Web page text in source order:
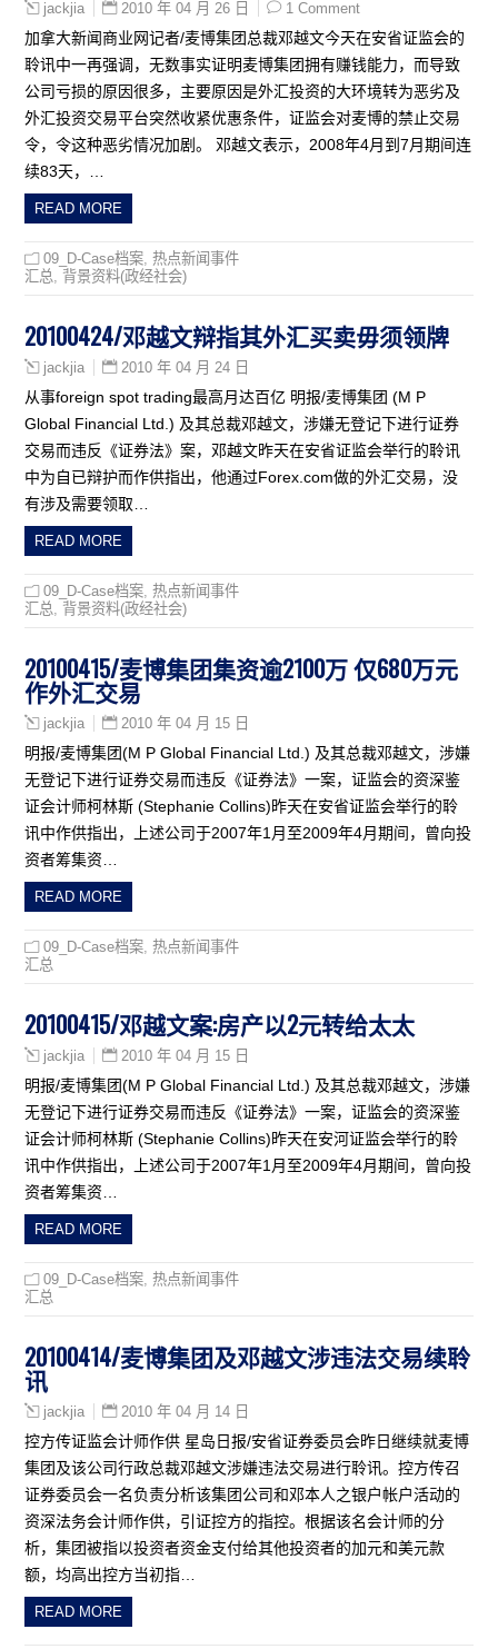
jackjia 2010 年 04 月 26 日 1 Comment
加拿大新闻商业网记者/麦博集团总裁邓越文今天在安省证监会的
聆讯中一再强调，无数事实证明麦博集团拥有赚钱能力，而导致
公司亏损的原因很多，主要原因是外汇投资的大环境转为恶劣及
外汇投资交易平台突然收紧优惠条件，证监会对麦博的禁止交易
令，令这种恶劣情况加剧。 邓越文表示，2008年4月到7月期间连
续83天，…
READ MORE
09_D-Case档案 ,热点新闻事件
汇总
背景资料(政经社会)
20100424/邓越文辩指其外汇买卖毋须领牌
jackjia 2010 年 04 月 24 日
从事foreign spot trading最高月达百亿 明报/麦博集团 (M P
Global Financial Ltd.) 及其总裁邓越文，涉嫌无登记下进行证券
交易而违反《证券法》案，邓越文昨天在安省证监会举行的聆讯
中为自已辩护而作供指出，他通过Forex.com做的外汇交易，没
有涉及需要领取…
READ MORE
09_D-Case档案 ,热点新闻事件
汇总
背景资料(政经社会)
20100415/麦博集团集资逾2100万 仅680万元
作外汇交易
jackjia 2010 年 04 月 15 日
明报/麦博集团(M P Global Financial Ltd.) 及其总裁邓越文，涉嫌
无登记下进行证券交易而违反《证券法》一案，证监会的资深鉴
证会计师柯林斯 (Stephanie Collins)昨天在安省证监会举行的聆
讯中作供指出，上述公司于2007年1月至2009年4月期间，曾向投
资者筹集资…
READ MORE
09_D-Case档案 ,热点新闻事件
汇总
20100415/邓越文案:房产以2元转给太太
jackjia 2010 年 04 月 15 日
明报/麦博集团(M P Global Financial Ltd.) 及其总裁邓越文，涉嫌
无登记下进行证券交易而违反《证券法》一案，证监会的资深鉴
证会计师柯林斯 (Stephanie Collins)昨天在安河证监会举行的聆
讯中作供指出，上述公司于2007年1月至2009年4月期间，曾向投
资者筹集资…
READ MORE
09_D-Case档案 ,热点新闻事件
汇总
20100414/麦博集团及邓越文涉违法交易续聆
讯
jackjia 2010 年 04 月 14 日
控方传证监会计师作供 星岛日报/安省证券委员会昨日继续就麦博
集团及该公司行政总裁邓越文涉嫌违法交易进行聆讯。控方传召
证券委员会一名负责分析该集团公司和邓本人之银户帐户活动的
资深法务会计师作供，引证控方的指控。根据该名会计师的分
析，集团被指以投资者资金支付给其他投资者的加元和美元款
额，均高出控方当初指…
READ MORE